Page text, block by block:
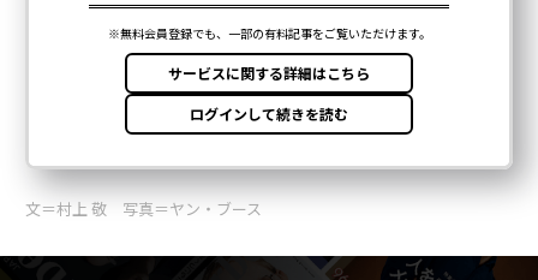
文＝村上 敬 写真＝ヤン・ブース